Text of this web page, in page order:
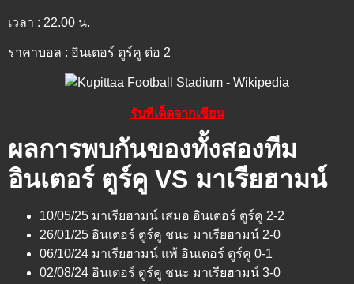
เวลา : 22.00 น.
ราคาบอล : อินเตอร์ ตูร์คู ต่อ 2
รับทีเด็ดจากเซียน
ผลการพบกันของทั้งสองทีม
อินเตอร์ ตูร์คู VS มาเรียฮามน์
10/05/25 มาเรียฮามน์ เสมอ อินเตอร์ ตูร์คู 2-2
26/01/25 อินเตอร์ ตูร์คู ชนะ มาเรียฮามน์ 2-0
06/10/24 มาเรียฮามน์ แพ้ อินเตอร์ ตูร์คู 0-1
02/08/24 อินเตอร์ ตูร์คู ชนะ มาเรียฮามน์ 3-0